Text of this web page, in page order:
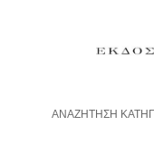
ΑΝΑΖΗΤΗΣΗ